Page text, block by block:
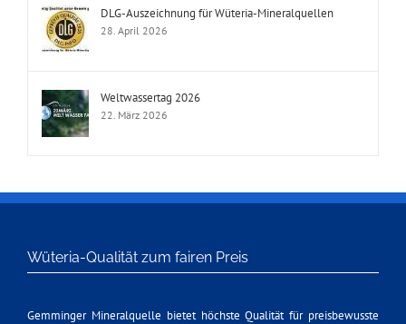
DLG-Auszeichnung für Wüteria-Mineralquellen
28. April 2026
Weltwassertag 2026
22. März 2026
Wüteria-Qualität zum fairen Preis
Gemminger Mineralquelle bietet höchste Qualität für preisbewusste